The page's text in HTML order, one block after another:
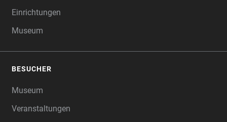
Einrichtungen
Museum
BESUCHER
Museum
Veranstaltungen